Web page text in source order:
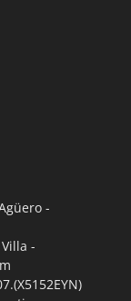
-
-